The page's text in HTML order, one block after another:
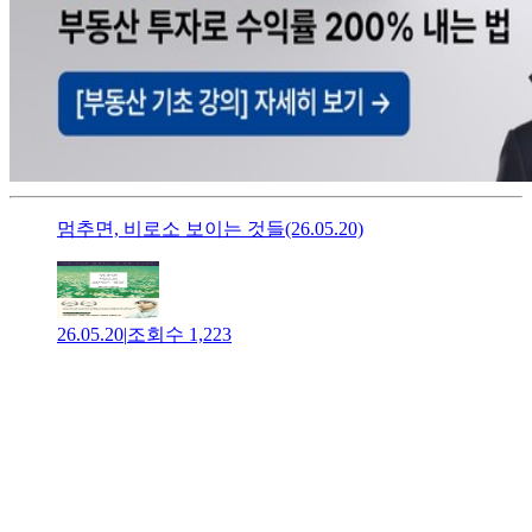
멈추면, 비로소 보이는 것들(26.05.20)
26.05.20|조회수 1,223